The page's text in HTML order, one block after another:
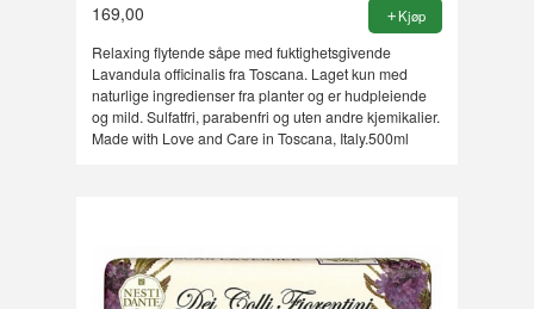
169,00 Kjøp
Relaxing flytende såpe med fuktighetsgivende
Lavandula officinalis fra Toscana. Laget kun med
naturlige ingredienser fra planter og er hudpleiende
og mild. Sulfatfri, parabenfri og uten andre kjemikalier.
Made with Love and Care in Toscana, Italy.500ml